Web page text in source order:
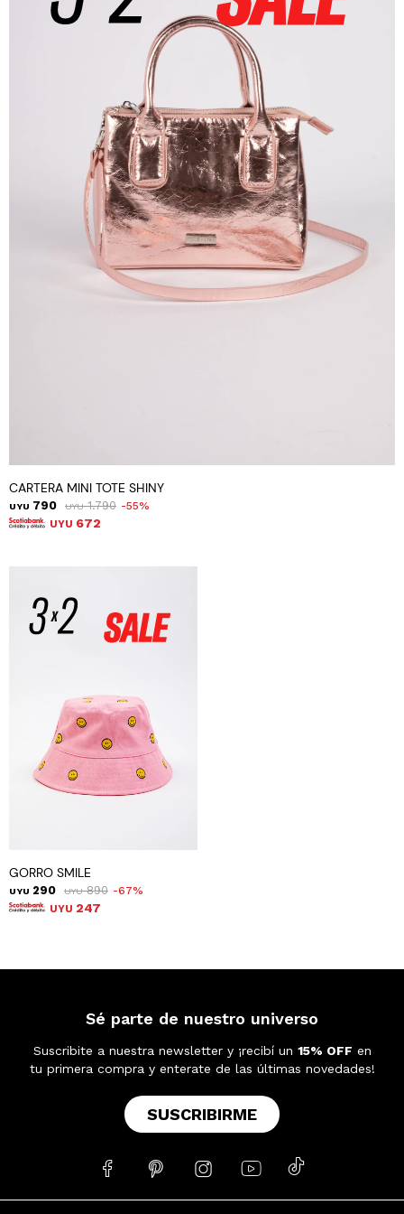
CARTERA MINI TOTE SHINY
UYU 790 UYU 1.790 55
UYU 672
GORRO SMILE
UYU 290 UYU 890 67
UYU 247
Sé parte de nuestro universo
Suscribite a nuestra newsletter y ¡recibí un 15% OFF en
tu primera compra y enterate de las últimas novedades!
SUSCRIBIRME
    